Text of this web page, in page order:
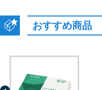
おすすめ商品